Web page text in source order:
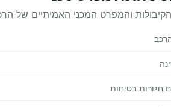
והמפרט המכני האמיתיים של
חגורות בטיחות